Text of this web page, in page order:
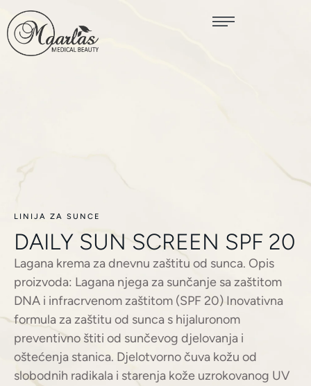
LINIJA ZA SUNCE
DAILY SUN SCREEN SPF 20
Lagana krema za dnevnu zaštitu od sunca. Opis
proizvoda: Lagana njega za sunčanje sa zaštitom
DNA i infracrvenom zaštitom (SPF 20) Inovativna
formula za zaštitu od sunca s hijaluronom
preventivno štiti od sunčevog djelovanja i
oštećenja stanica. Djelotvorno čuva kožu od
slobodnih radikala i starenja kože uzrokovanog UV